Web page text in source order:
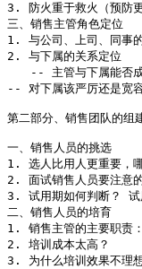
3. 防火重于救火（预防更
三、销售主管角色定位
1. 与公司、上司、同事
2. 与下属的关系定位
-- 主管与下属能否成
-- 对下属该严厉还是宽
第二部分、销售团队的组
一、销售人员的挑选
1. 选人比用人更重要，
2. 面试销售人员要注意
3. 试用期如何判断？ 试
二、销售人员的培育
1. 销售主管的主要职责
2. 培训成本太高？
3. 为什么培训效果不理